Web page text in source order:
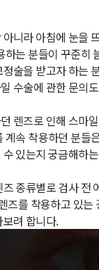
니라 아침에 눈을
하는 분들이 꾸준
술을 받고자 하는
수술에 관한 문의
렌즈로 인해 스마
계속 착용하던 분들
있는지 궁금해하
종류별로 검사 전
즈를 착용하고 있
려 합니다.